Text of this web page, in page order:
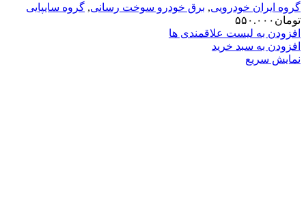
گروه ایران خودرویی, برق خودرو سوخت رسانی, گروه سایپایی
تومان ۵۵۰.۰۰۰
افزودن به لیست علاقمندی ها
افزودن به سبد خرید
نمایش سریع